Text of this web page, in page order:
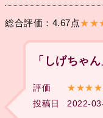
総合評価：4.67点
「しげちゃ
評価
投稿日
2022-